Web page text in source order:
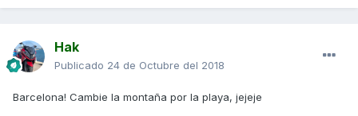
Hak
Publicado 24 de Octubre del 2018
Barcelona! Cambie la montaña por la playa, jejeje